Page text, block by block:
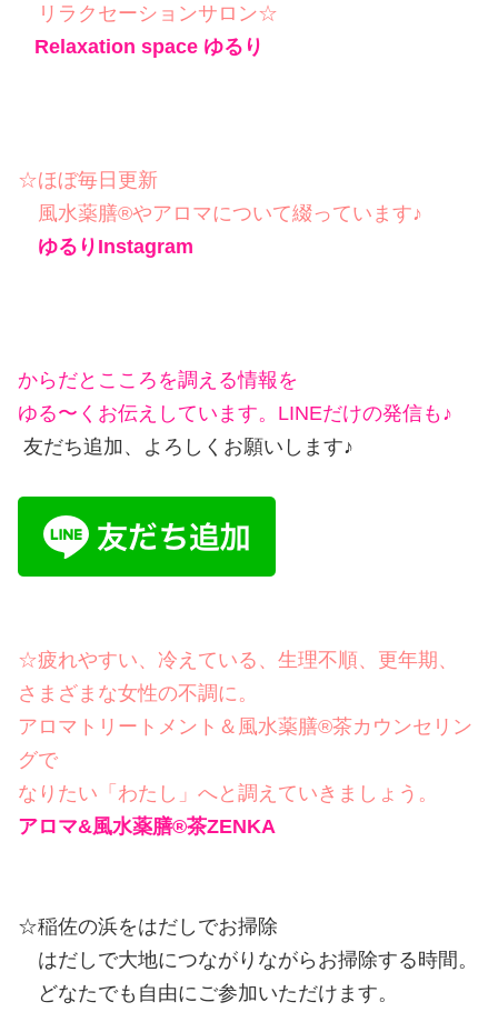
リラクセーションサロン☆
Relaxation space ゆるり
☆ほぼ毎日更新
風水薬膳®︎やアロマについて綴っています♪
ゆるりInstagram
からだとこころを調える情報を
ゆる〜くお伝えしています。LINEだけの発信も♪
友だち追加、よろしくお願いします♪
☆疲れやすい、冷えている、生理不順、更年期、
さまざまな女性の不調に。
アロマトリートメント＆風水薬膳®茶カウンセリン
グで
なりたい「わたし」へと調えていきましょう。
アロマ&風水薬膳®︎茶ZENKA
☆稲佐の浜をはだしでお掃除
はだしで大地につながりながらお掃除する時間。
どなたでも自由にご参加いただけます。